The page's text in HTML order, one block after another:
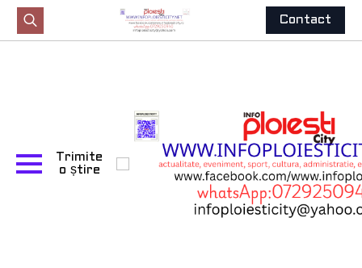
Search
Contact
Trimite
o știre